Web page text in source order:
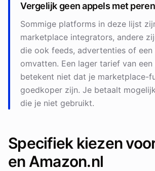
Vergelijk geen appels met peren
Sommige platforms in deze lijst
marketplace integrators, andere
die ook feeds, advertenties of een
omvatten. Een lager tarief van
betekent niet dat je marketplace-
goedkoper zijn. Je betaalt
die je niet gebruikt.
Specifiek kiezen
en Amazon.nl